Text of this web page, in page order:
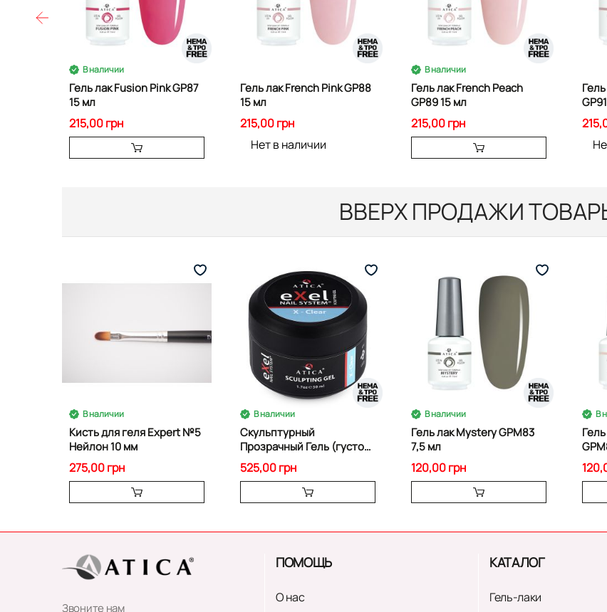
В наличии
Гель лак Fusion Pink GP87
15 мл
215,00 грн
Гель лак French Pink GP88
15 мл
215,00 грн
Нет в наличии
В наличии
Гель лак French Peach
GP89 15 мл
215,00 грн
ВВЕРХ ПРОДАЖИ
В наличии
Кисть для геля Expert №5
Нейлон 10 мм
275,00 грн
В наличии
Скульптурный
Прозрачный Гель (густой)
50 мл
525,00 грн
В наличии
Гель лак Mystery GPM83
7,5 мл
120,00 грн
В
Звоните нам
ПОМОЩЬ
О нас
КАТАЛОГ
Гель-лаки